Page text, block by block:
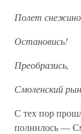
Полет
Остановись!
Преобразись,
Смоленский
С тех пор
полнилось —